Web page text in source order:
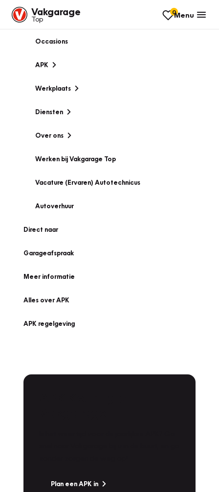
Vakgarage
Top
0Menu
Occasions
APK
Werkplaats
Diensten
Over ons
Werken bij Vakgarage Top
Vacature (Ervaren) Autotechnicus
Autoverhuur
Direct naar
Garageafspraak
Meer informatie
Alles over APK
APK regelgeving
Plan een APK in